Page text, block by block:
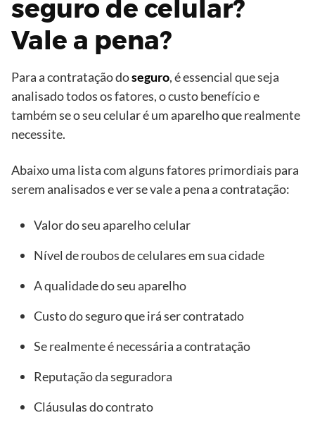
seguro de celular?
Vale a pena?
Para a contratação doseguro, é essencial que seja
analisado todos os fatores, o custo benefício e
também se o seu celular é um aparelho que realmente
necessite.
Abaixo uma lista com alguns fatores primordiais para
serem analisados e ver se vale a pena a contratação:
Valor do seu aparelho celular
Nível de roubos de celulares em sua cidade
A qualidade do seu aparelho
Custo do seguro que irá ser contratado
Se realmente é necessária a contratação
Reputação da seguradora
Cláusulas do contrato